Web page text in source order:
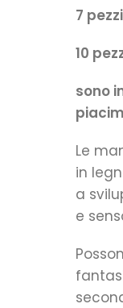
7
10
sono
Le
in
a
e